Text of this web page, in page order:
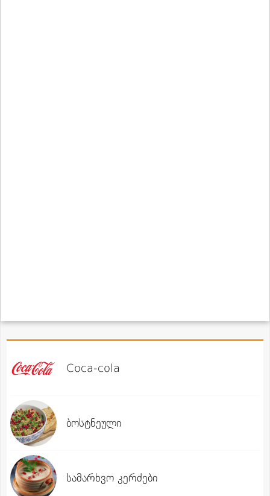
Coca-cola
ბოსტნეული
სამარხვო კერძები